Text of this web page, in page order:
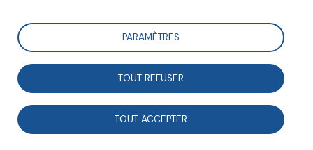
Relier les associations au développement durable
apparaît souvent comme une évidence limitant d’une
certaine manière les débats sur le sujet. Les
associations ont en effet des spécificités méritoires
et des objets souvent en rapport direct avec des
PARAMÈTRES
TOUT REFUSER
TOUT ACCEPTER